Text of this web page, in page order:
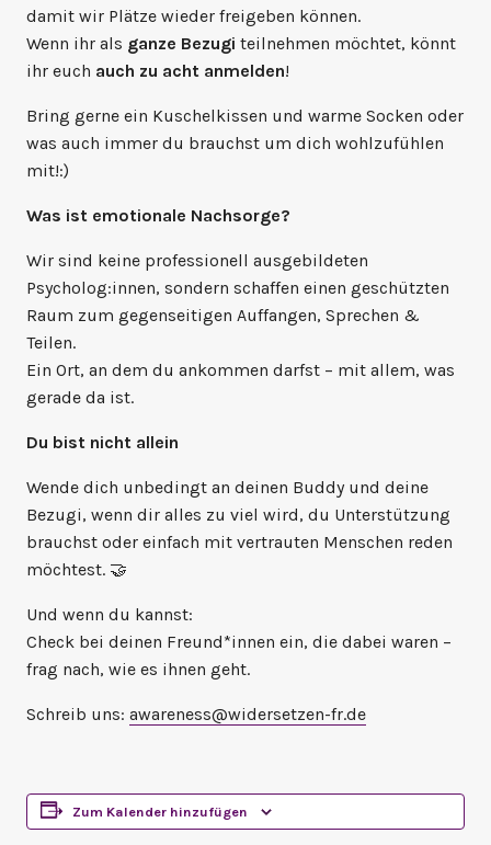
damit wir Plätze wieder freigeben können.
Wenn ihr als ganze Bezugi teilnehmen möchtet, könnt
ihr euch auch zu acht anmelden!
Bring gerne ein Kuschelkissen und warme Socken oder
was auch immer du brauchst um dich wohlzufühlen
mit!:)
Was ist emotionale Nachsorge?
Wir sind keine professionell ausgebildeten
Psycholog:innen, sondern schaffen einen geschützten
Raum zum gegenseitigen Auffangen, Sprechen &
Teilen.
Ein Ort, an dem du ankommen darfst – mit allem, was
gerade da ist.
Du bist nicht allein
Wende dich unbedingt an deinen Buddy und deine
Bezugi, wenn dir alles zu viel wird, du Unterstützung
brauchst oder einfach mit vertrauten Menschen reden
möchtest. 🤝
Und wenn du kannst:
Check bei deinen Freund*innen ein, die dabei waren –
frag nach, wie es ihnen geht.
Schreib uns: awareness@widersetzen-fr.de
Zum Kalender hinzufügen